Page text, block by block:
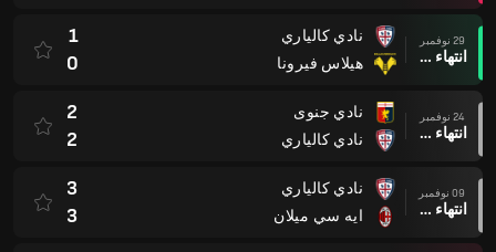
29 نوفمبر
انتهاء وقت المباراة
نادي كالياري
هيلاس فيرونا
1
0
24 نوفمبر
انتهاء وقت المباراة
نادي جنوى
نادي كالياري
2
2
09 نوفمبر
انتهاء وقت المباراة
نادي كالياري
ايه سي ميلان
3
3